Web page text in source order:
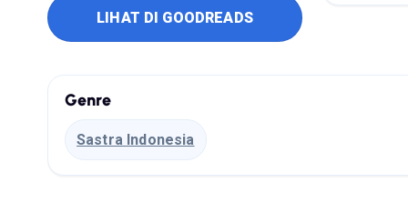
LIHAT DI GOODREADS
Genre
Sastra Indonesia